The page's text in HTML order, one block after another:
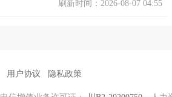
刷新时间：2026-08-07 04:55
用户协议 隐私政策